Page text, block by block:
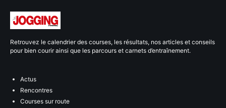
Retrouvez le calendrier des courses, les résultats, nos articles et conseils
pour bien courir ainsi que les parcours et carnets d’entraînement.
Actus
Rencontres
Courses sur route